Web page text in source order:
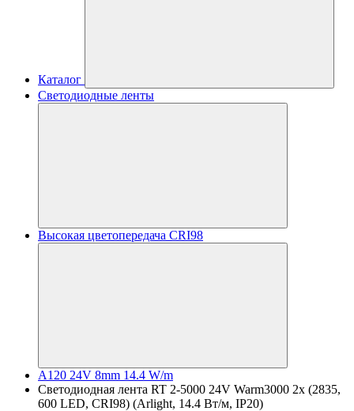
Каталог
Светодиодные ленты
Высокая цветопередача CRI98
A120 24V 8mm 14.4 W/m
Светодиодная лента RT 2-5000 24V Warm3000 2x (2835,
600 LED, CRI98) (Arlight, 14.4 Вт/м, IP20)